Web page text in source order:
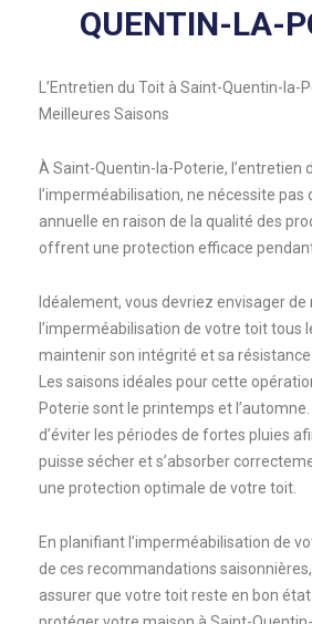
QUENTIN-LA-
L’Entretien du Toit à Saint-Quentin-la-
Meilleures Saisons
À Saint-Quentin-la-Poterie, l’entretien
l’imperméabilisation, ne nécessite pas
annuelle en raison de la qualité des
offrent une protection efficace
Idéalement, vous devriez envisager
l’imperméabilisation de votre toit tous
maintenir son intégrité et sa
Les saisons idéales pour cette
Poterie sont le printemps et
d’éviter les périodes de fortes pluies
puisse sécher et s’absorber
une protection optimale de votre toit.
En planifiant l’imperméabilisation de
de ces recommandations
assurer que votre toit reste en bon